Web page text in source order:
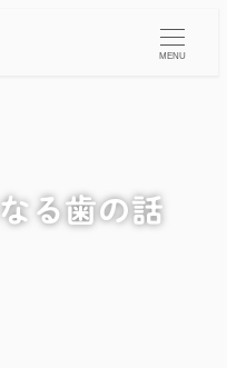
MENU
る歯の話